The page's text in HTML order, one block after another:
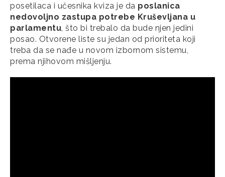
posetilaca i učesnika kviza je da poslanica
nedovoljno zastupa potrebe Kruševljana u
parlamentu, što bi trebalo da bude njen jedini
posao. Otvorene liste su jedan od prioriteta koji
treba da se nađe u novom izbornom sistemu,
prema njihovom mišljenju.